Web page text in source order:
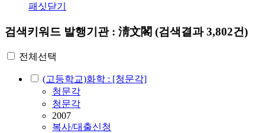
패싯닫기
검색키워드 발행기관 : 淸文閣 (검색결과 3,802건)
전체선택
(고등학교)화학 : [청문각]
청문각
청문각
2007
복사/대출신청